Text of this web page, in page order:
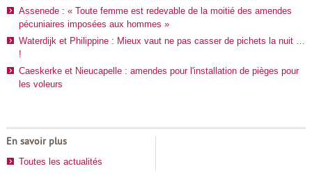
Assenede : « Toute femme est redevable de la moitié des amendes
pécuniaires imposées aux hommes »
Waterdijk et Philippine : Mieux vaut ne pas casser de pichets la nuit …
!
Caeskerke et Nieucapelle : amendes pour l'installation de pièges pour
les voleurs
En savoir plus
Toutes les actualités